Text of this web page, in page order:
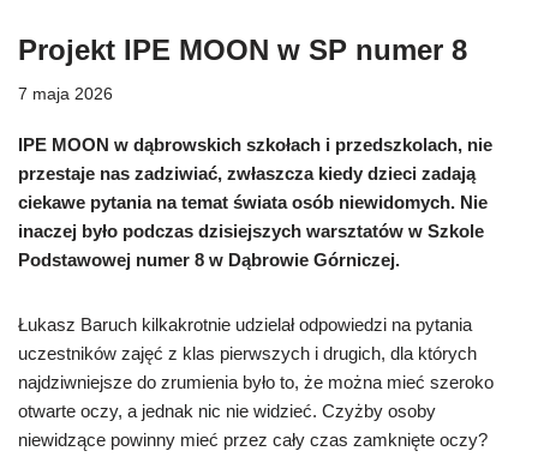
Projekt IPE MOON w SP numer 8
7 maja 2026
IPE MOON w dąbrowskich szkołach i przedszkolach, nie
przestaje nas zadziwiać, zwłaszcza kiedy dzieci zadają
ciekawe pytania na temat świata osób niewidomych. Nie
inaczej było podczas dzisiejszych warsztatów w Szkole
Podstawowej numer 8 w Dąbrowie Górniczej.
Łukasz Baruch kilkakrotnie udzielał odpowiedzi na pytania
uczestników zajęć z klas pierwszych i drugich, dla których
najdziwniejsze do zrumienia było to, że można mieć szeroko
otwarte oczy, a jednak nic nie widzieć. Czyżby osoby
niewidzące powinny mieć przez cały czas zamknięte oczy?